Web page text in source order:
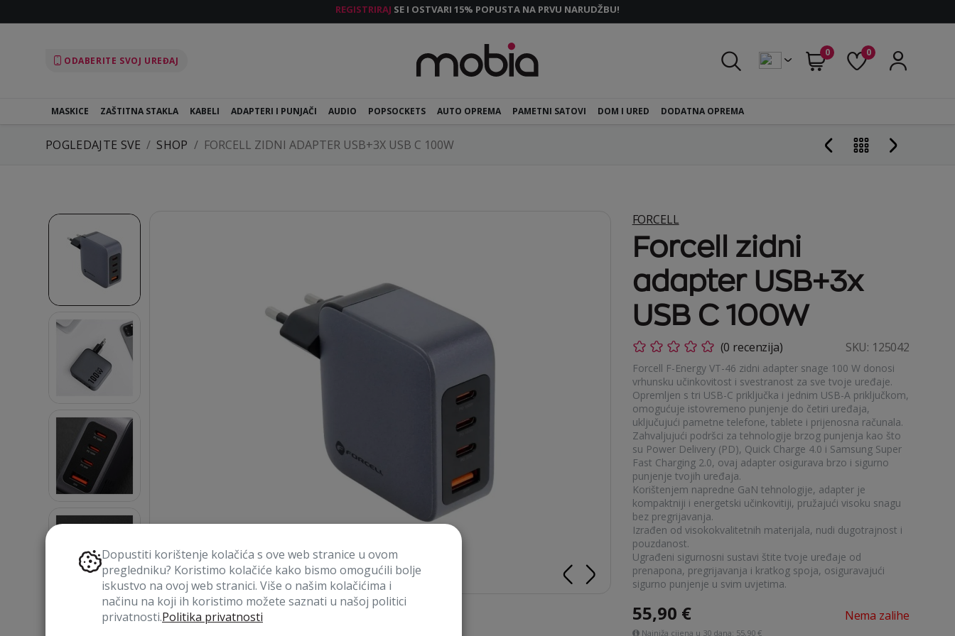
REGISTRIRAJ SE I OSTVARI 15% POPUSTA NA PRVU NARUDŽBU!
ODABERITE SVOJ UREĐAJ
0 0
MASKICE ZAŠTITNA STAKLA KABELI ADAPTERI I PUNJAČI AUDIO POPSOCKETS AUTO OPREMA PAMETNI SATOVI DOM I URED DODATNA OPREMA
POGLEDAJTE SVE SHOP FORCELL ZIDNI ADAPTER USB+3X USB C 100W
FORCELL
Forcell zidni
adapter USB+3x
USB C 100W
(0 recenzija) SKU: 125042
Forcell F-Energy VT-46 zidni adapter snage 100 W donosi
vrhunsku učinkovitost i svestranost za sve tvoje uređaje.
Opremljen s tri USB-C priključka i jednim USB-A priključkom,
omogućuje istovremeno punjenje do četiri uređaja,
uključujući pametne telefone, tablete i prijenosna računala.
Zahvaljujući podršci za tehnologije brzog punjenja kao što
su Power Delivery (PD), Quick Charge 4.0 i Samsung Super
Fast Charging 2.0, ovaj adapter osigurava brzo i sigurno
punjenje tvojih uređaja.
Korištenjem napredne GaN tehnologije, adapter je
kompaktniji i energetski učinkovitiji, pružajući visoku snagu
bez pregrijavanja.
Izrađen od visokokvalitetnih materijala, nudi dugotrajnost i
pouzdanost.
Ugrađeni sigurnosni sustavi štite tvoje uređaje od
prenapona, pregrijavanja i kratkog spoja, osiguravajući
sigurno punjenje u svim uvjetima.
55,90 €
Najniža cijena u 30 dana: 55,90 €
Nema zalihe
Dopustiti korištenje kolačića s ove web stranice u ovom
pregledniku? Koristimo kolačiće kako bismo omogućili bolje
iskustvo na ovoj web stranici. Više o našim kolačićima i
načinu na koji ih koristimo možete saznati u našoj politici
privatnosti.Politika privatnosti